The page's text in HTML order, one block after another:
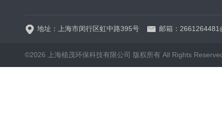
地址：上海市闵行区虹中路395号 邮箱：
©2026 上海植茂环保科技有限公司 版权所有 All Rights